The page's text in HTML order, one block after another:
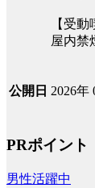
【受動
屋内禁
公開日 2026年
PRポイント
男性活躍中